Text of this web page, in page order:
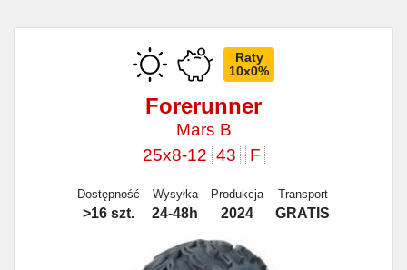
Raty
10x0%
Forerunner
Mars B
25x8-12 43 F
Dostępność
>16 szt.
Wysyłka
24-48h
Produkcja
2024
Transport
GRATIS